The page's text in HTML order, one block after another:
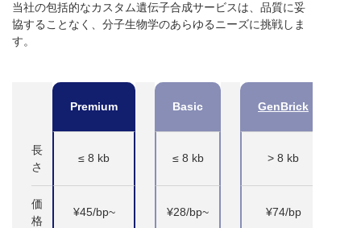
当社の包括的なカスタム遺伝子合成サービスは、品質に妥
協することなく、分子生物学のあらゆるニーズに挑戦しま
す。
Premium Basic GenBrick
長
さ
≤ 8 kb ≤ 8 kb > 8 kb
価
格
¥45/bp~ ¥28/bp~ ¥74/bp